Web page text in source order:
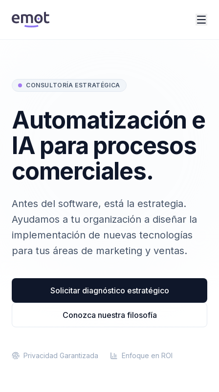
CONSULTORÍA ESTRATÉGICA
Automatización e
IA para procesos
comerciales.
Antes del software, está la estrategia.
Ayudamos a tu organización a diseñar la
implementación de nuevas tecnologías
para tus áreas de marketing y ventas.
Solicitar diagnóstico estratégico
Conozca nuestra filosofía
Privacidad Garantizada Enfoque en ROI